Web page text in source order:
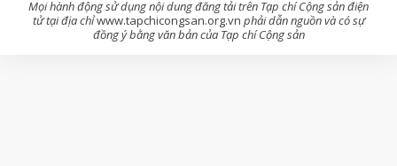
Mọi hành động sử dụng nội dung đăng tải trên Tạp chí Cộng sản điện
tử tại địa chỉwww.tapchicongsan.org.vn phải dẫn nguồn và có sự
đồng ý bằng văn bản của Tạp chí Cộng sản